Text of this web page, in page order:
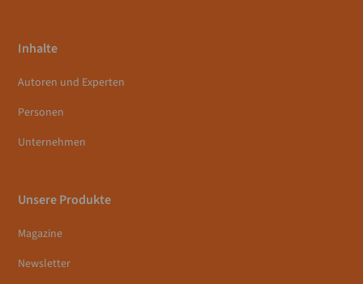
Inhalte
Autoren und Experten
Personen
Unternehmen
Unsere Produkte
Magazine
Newsletter